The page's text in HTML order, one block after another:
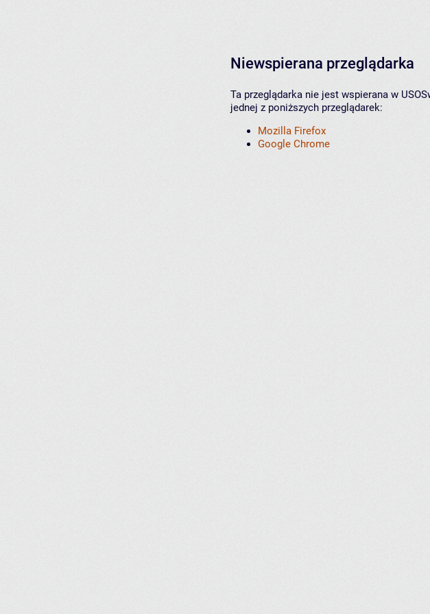
Niewspierana przeglądarka
Ta przeglądarka nie jest wspierana w
jednej z poniższych przeglądarek:
Mozilla Firefox
Google Chrome